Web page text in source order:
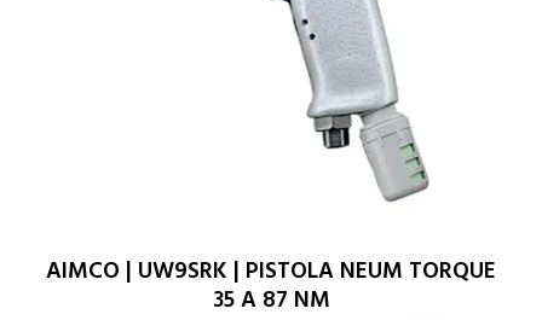
AIMCO | UW9SRK | PISTOLA NEUM TORQUE
35 A 87 NM